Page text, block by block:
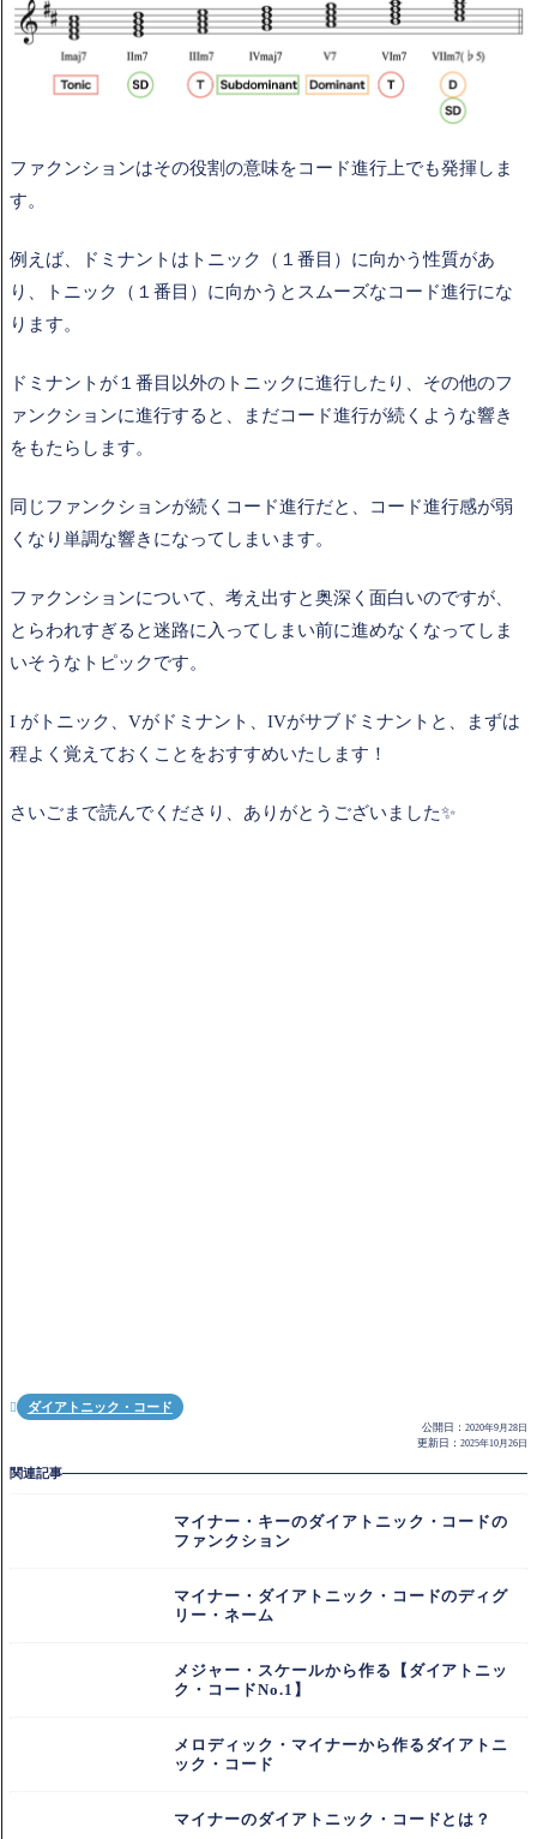
ファクンションはその役割の意味をコード進行上でも発揮しま
す。
例えば、ドミナントはトニック（１番目）に向かう性質があ
り、トニック（１番目）に向かうとスムーズなコード進行にな
ります。
ドミナントが１番目以外のトニックに進行したり、その他のフ
ァンクションに進行すると、まだコード進行が続くような響き
をもたらします。
同じファンクションが続くコード進行だと、コード進行感が弱
くなり単調な響きになってしまいます。
ファクンションについて、考え出すと奥深く面白いのですが、
とらわれすぎると迷路に入ってしまい前に進めなくなってしま
いそうなトピックです。
I がトニック、Vがドミナント、IVがサブドミナントと、まずは
程よく覚えておくことをおすすめいたします！
さいごまで読んでくださり、ありがとうございました✨
 ダイアトニック・コード
公開日： 2020年9月28日
更新日： 2025年10月26日
関連記事
マイナー・キーのダイアトニック・コードの
ファンクション
マイナー・ダイアトニック・コードのディグ
リー・ネーム
メジャー・スケールから作る【ダイアトニッ
ク・コードNo.1】
メロディック・マイナーから作るダイアトニ
ック・コード
マイナーのダイアトニック・コードとは？